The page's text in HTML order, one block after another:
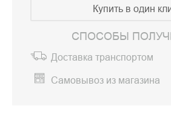
Купить в один
СПОСОБЫ
Доставка транспортом
Самовывоз из магазина